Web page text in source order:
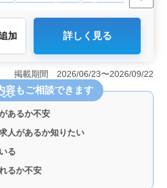
＞ 神奈川県小田原市入生田の特
、中高年層が活躍する看護師を募
勤務で、夜勤がないため、メリハ
能です。また、駐車場完備で車通
験者優遇のチャンス＞ 経験者
あります。看護師実務経験5年以上
ベテランシニア層が大活躍して
験を活かして、更なるスキルア
＜働き方の柔軟性＞ 週2〜3
そのため、仕事と家庭の両立を
加 詳しく見る
掲載期間 2026/06/23〜2026/09/22
容もご相談できます
あるか不安
人があるか知りたい
る
るか不安